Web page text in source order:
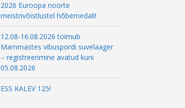
2026 Euroopa noorte
meistrivõistlustel hõbemedali!
12.08-16.08.2026 toimub
Mammastes vibuspordi suvelaager
– registreerimine avatud kuni
05.08.2026
ESS KALEV 125!